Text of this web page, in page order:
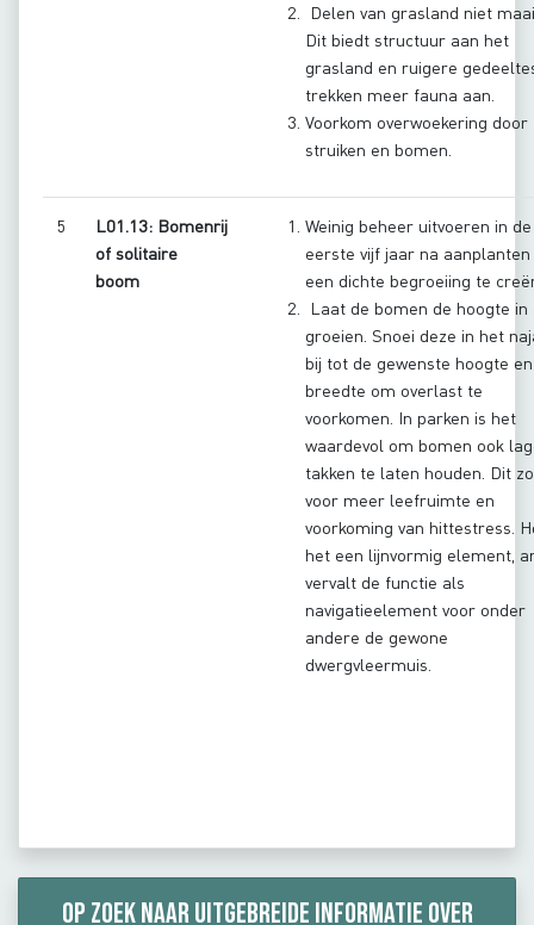
Delen van grasland niet
Dit biedt structuur aan het
grasland en ruigere
trekken meer fauna aan.
Voorkom overwoekering door
struiken en bomen.
5
L01.13: Bomenrij
of solitaire
boom
Weinig beheer uitvoeren in de
eerste vijf jaar na
een dichte begroeiing te
Laat de bomen de hoogte in
groeien. Snoei deze in het
bij tot de gewenste hoogte en
breedte om overlast te
voorkomen. In parken is het
waardevol om bomen ook
takken te laten houden. Dit
voor meer leefruimte en
voorkoming van hittestress.
het een lijnvormig element,
vervalt de functie als
navigatieelement voor onder
andere de gewone
dwergvleermuis.
Op zoek naar uitgebreide informatie over